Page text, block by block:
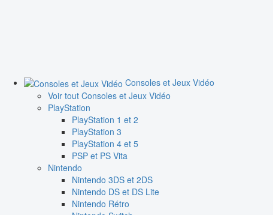
Consoles et Jeux Vidéo
Voir tout Consoles et Jeux Vidéo
PlayStation
PlayStation 1 et 2
PlayStation 3
PlayStation 4 et 5
PSP et PS Vita
Nintendo
Nintendo 3DS et 2DS
Nintendo DS et DS Lite
Nintendo Rétro